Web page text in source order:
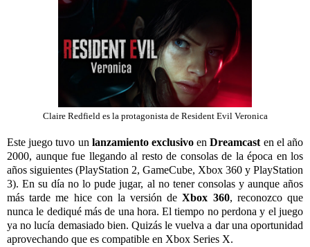
Claire Redfield es la protagonista de Resident Evil Veronica
Este juego tuvo un lanzamiento exclusivo enDreamcast en el año
2000, aunque fue llegando al resto de consolas de la época en los
años siguientes (PlayStation 2, GameCube, Xbox 360 y PlayStation
3). En su día no lo pude jugar, al no tener consolas y aunque años
más tarde me hice con la versión deXbox 360, reconozco que
nunca le dediqué más de una hora. El tiempo no perdona y el juego
ya no lucía demasiado bien. Quizás le vuelva a dar una oportunidad
aprovechando que es compatible en Xbox Series X.